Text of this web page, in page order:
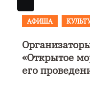
АФИША
В
фестиваль
каникулы на